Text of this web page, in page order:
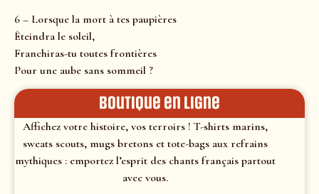
6 – Lorsque la mort à tes paupières
Éteindra le soleil,
Franchiras-tu toutes frontières
Pour une aube sans sommeil ?
Boutique en ligne
Affichez votre histoire, vos terroirs ! T-shirts marins,
sweats scouts, mugs bretons et tote-bags aux refrains
mythiques : emportez l’esprit des chants français partout
avec vous.